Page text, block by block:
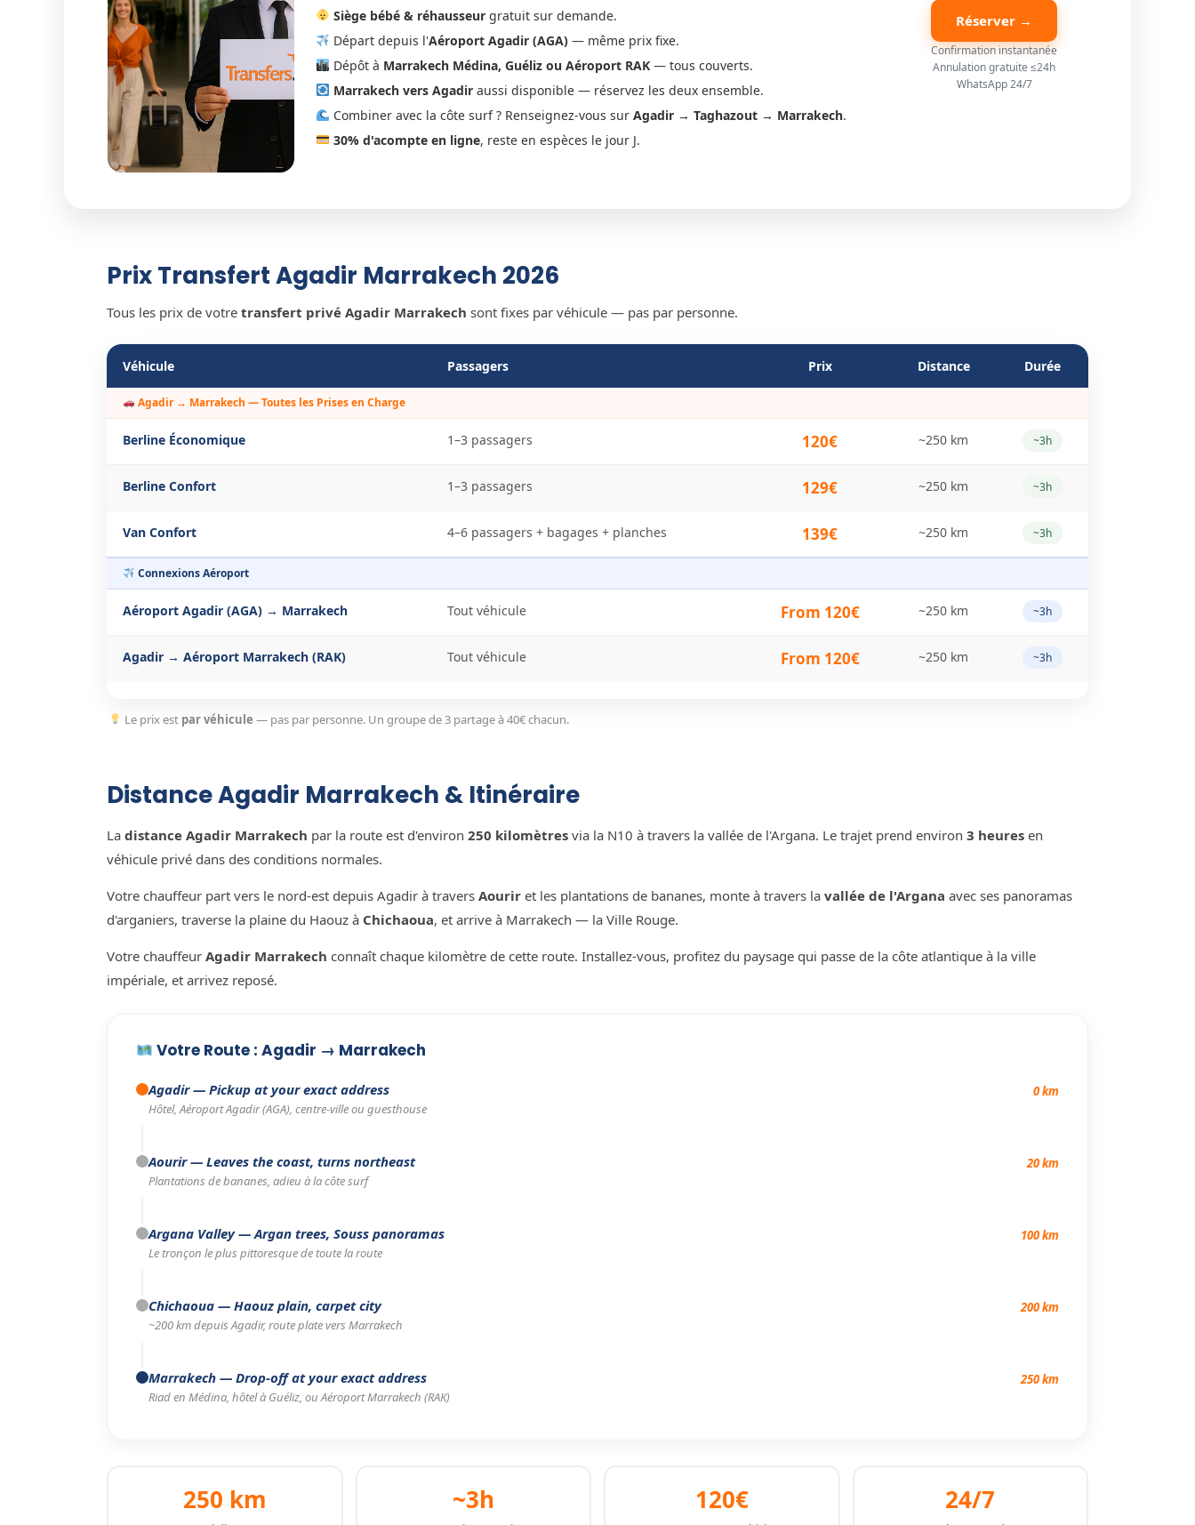
Siège bébé & réhausseurgratuit sur demande.
Départ depuis l'Aéroport Agadir (AGA)— même prix fixe.
Dépôt à Marrakech Médina, Guéliz ou Aéroport RAK— tous couverts.
Marrakech vers Agadiraussi disponible — réservez les deux ensemble.
Combiner avec la côte surf ? Renseignez-vous sur Agadir → Taghazout → Marrakech.
30% d'acompte en ligne, reste en espèces le jour J.
Réserver →
Confirmation instantanée
Annulation gratuite ≤24h
WhatsApp 24/7
Prix Transfert Agadir Marrakech 2026
Tous les prix de votre transfert privé Agadir Marrakech sont fixes par véhicule — pas par personne.
Véhicule Passagers Prix Distance Durée
Agadir → Marrakech — Toutes les Prises en Charge
Berline Économique 1–3 passagers 120€ ~250 km ~3h
Berline Confort 1–3 passagers 129€ ~250 km ~3h
Van Confort 4–6 passagers + bagages + planches 139€ ~250 km ~3h
Connexions Aéroport
Aéroport Agadir (AGA) → Marrakech Tout véhicule From 120€ ~250 km ~3h
Agadir → Aéroport Marrakech (RAK) Tout véhicule From 120€ ~250 km ~3h
Le prix est par véhicule — pas par personne. Un groupe de 3 partage à 40€ chacun.
Distance Agadir Marrakech & Itinéraire
La distance Agadir Marrakech par la route est d'environ 250 kilomètres via la N10 à travers la vallée de l'Argana. Le trajet prend environ 3 heures en
véhicule privé dans des conditions normales.
Votre chauffeur part vers le nord-est depuis Agadir à travers Aourir et les plantations de bananes, monte à travers la vallée de l'Argana avec ses panoramas
d'arganiers, traverse la plaine du Haouz à Chichaoua, et arrive à Marrakech — la Ville Rouge.
Votre chauffeur Agadir Marrakech connaît chaque kilomètre de cette route. Installez-vous, profitez du paysage qui passe de la côte atlantique à la ville
impériale, et arrivez reposé.
Votre Route : Agadir → Marrakech
Agadir— Pickup at your exact address
Hôtel, Aéroport Agadir (AGA), centre-ville ou guesthouse
0 km
Aourir— Leaves the coast, turns northeast
Plantations de bananes, adieu à la côte surf
20 km
Argana Valley— Argan trees, Souss panoramas
Le tronçon le plus pittoresque de toute la route
100 km
Chichaoua — Haouz plain, carpet city
~200 km depuis Agadir, route plate vers Marrakech
200 km
Marrakech — Drop-off at your exact address
Riad en Médina, hôtel à Guéliz, ou Aéroport Marrakech (RAK)
250 km
250 km ~3h 120€ 24/7